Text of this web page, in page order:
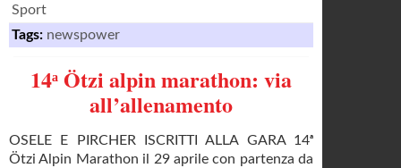
Sport
Tags: newspower
14ᵃ Ötzi alpin marathon: via
all’allenamento
OSELE E PIRCHER ISCRITTI ALLA GARA 14ᵃ
Ötzi Alpin Marathon il 29 aprile con partenza da